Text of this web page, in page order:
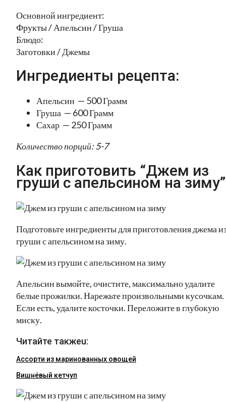
Основной ингредиент:
Фрукты / Апельсин / Груша
Блюдо:
Заготовки / Джемы
Ингредиенты рецепта:
Апельсин — 500 Грамм
Груша — 600 Грамм
Сахар — 250 Грамм
Количество порций: 5-7
Как приготовить “Джем из
груши с апельсином на зиму”
Подготовьте ингредиенты для приготовления джема
груши с апельсином на зиму.
Апельсин вымойте, очистите, максимально удалите
белые прожилки. Нарежьте произвольными кусочкам.
Если есть, удалите косточки. Переложите в глубокую
миску.
Читайте такжеu:
Ассорти из маринованных овощей
Вишнёвый кетчуп